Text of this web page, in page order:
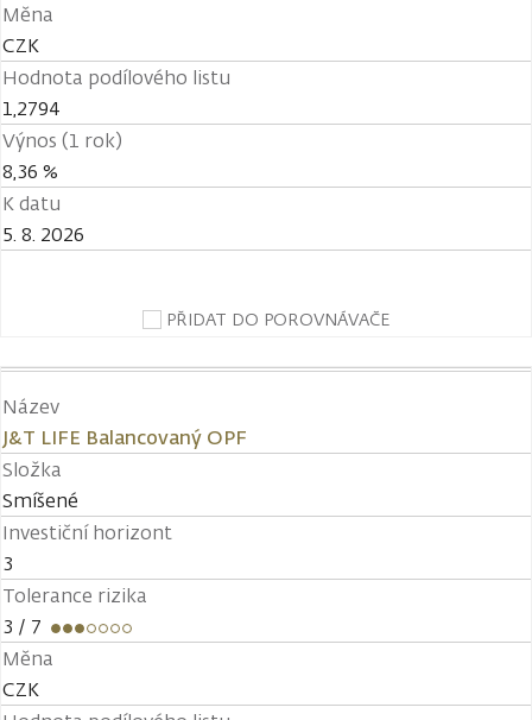
Měna
CZK
Hodnota podílového listu
1,2794
Výnos (1 rok)
8,36 %
K datu
5. 8. 2026
PŘIDAT DO POROVNÁVAČE
Název
J&T LIFE Balancovaný OPF
Složka
Smíšené
Investiční horizont
3
Tolerance rizika
3 / 7
Měna
CZK